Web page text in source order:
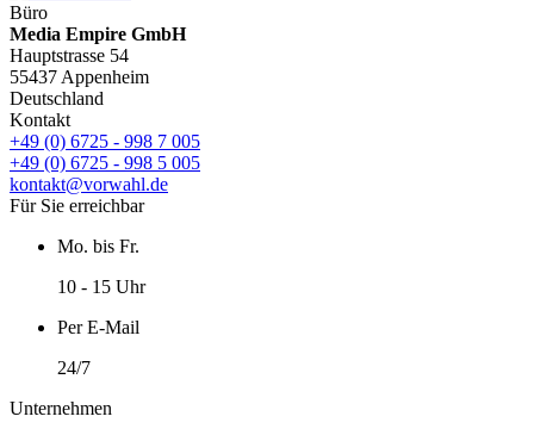
Büro
Media Empire GmbH
Hauptstrasse 54
55437 Appenheim
Deutschland
Kontakt
+49 (0) 6725 - 998 7 005
+49 (0) 6725 - 998 5 005
kontakt@vorwahl.de
Für Sie erreichbar
Mo. bis Fr.
10 - 15 Uhr
Per E-Mail
24/7
Unternehmen